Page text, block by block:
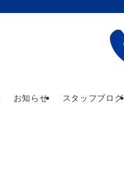
お知らせ スタッフブログ